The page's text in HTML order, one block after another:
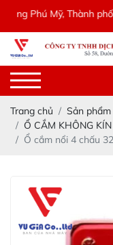
Phú Mỹ, Thành phố Hồ
Trang chủ Sản phẩm
Ổ CẮM KHÔNG
Ổ cắm nổi 4 chấu